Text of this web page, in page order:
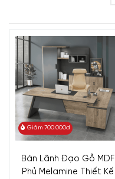
Giảm 700.000đ
Bàn Lãnh Đạo Gỗ MDF
Phủ Melamine Thiết Kế